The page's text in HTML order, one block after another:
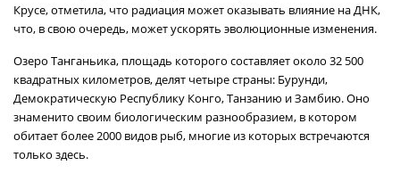
Крусе, отметила, что радиация может оказывать влияние на ДНК,
что, в свою очередь, может ускорять эволюционные изменения.
Озеро Танганьика, площадь которого составляет около 32 500
квадратных километров, делят четыре страны: Бурунди,
Демократическую Республику Конго, Танзанию и Замбию. Оно
знаменито своим биологическим разнообразием, в котором
обитает более 2000 видов рыб, многие из которых встречаются
только здесь.